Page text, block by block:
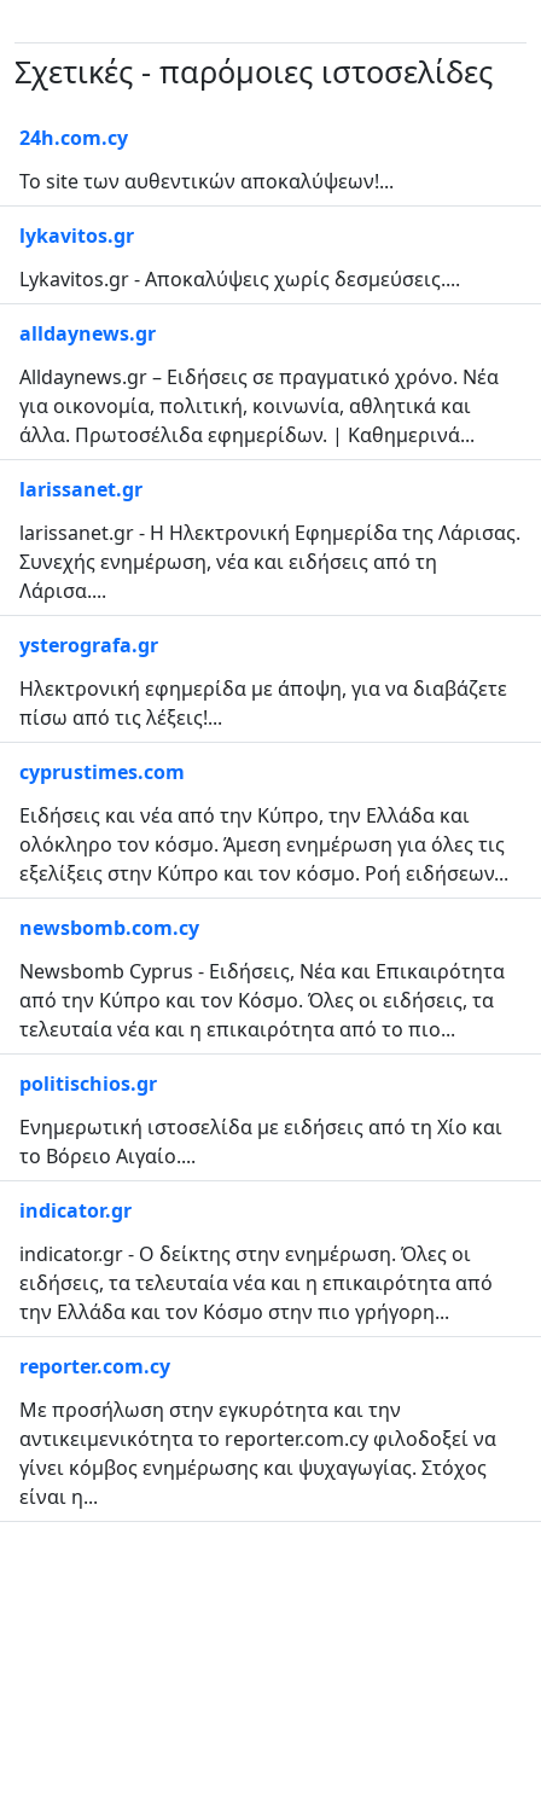
Σχετικές - παρόμοιες ιστοσελίδες
24h.com.cy
Το site των αυθεντικών αποκαλύψεων!...
lykavitos.gr
Lykavitos.gr - Αποκαλύψεις χωρίς δεσμεύσεις....
alldaynews.gr
Alldaynews.gr – Ειδήσεις σε πραγματικό χρόνο. Νέα
για οικονομία, πολιτική, κοινωνία, αθλητικά και
άλλα. Πρωτοσέλιδα εφημερίδων. | Καθημερινά...
larissanet.gr
larissanet.gr - H Ηλεκτρονική Εφημερίδα της Λάρισας.
Συνεχής ενημέρωση, νέα και ειδήσεις από τη
Λάρισα....
ysterografa.gr
Ηλεκτρονική εφημερίδα με άποψη, για να διαβάζετε
πίσω από τις λέξεις!...
cyprustimes.com
Ειδήσεις και νέα από την Κύπρο, την Ελλάδα και
ολόκληρο τον κόσμο. Άμεση ενημέρωση για όλες τις
εξελίξεις στην Κύπρο και τον κόσμο. Ροή ειδήσεων...
newsbomb.com.cy
Newsbomb Cyprus - Ειδήσεις, Νέα και Επικαιρότητα
από την Κύπρο και τον Κόσμο. Όλες οι ειδήσεις, τα
τελευταία νέα και η επικαιρότητα από το πιο...
politischios.gr
Ενημερωτική ιστοσελίδα με ειδήσεις από τη Χίο και
το Βόρειο Αιγαίο....
indicator.gr
indicator.gr - Ο δείκτης στην ενημέρωση. Όλες οι
ειδήσεις, τα τελευταία νέα και η επικαιρότητα από
την Ελλάδα και τον Κόσμο στην πιο γρήγορη...
reporter.com.cy
Με προσήλωση στην εγκυρότητα και την
αντικειμενικότητα το reporter.com.cy φιλοδοξεί να
γίνει κόμβος ενημέρωσης και ψυχαγωγίας. Στόχος
είναι η...